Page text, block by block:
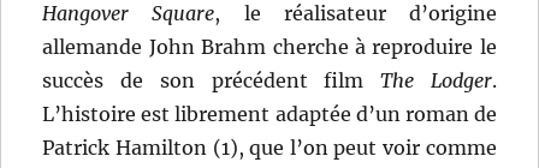
Hangover Square, le réalisateur d’origine
allemande John Brahm cherche à reproduire le
succès de son précédent film The Lodger.
L’histoire est librement adaptée d’un roman de
Patrick Hamilton (1), que l’on peut voir comme